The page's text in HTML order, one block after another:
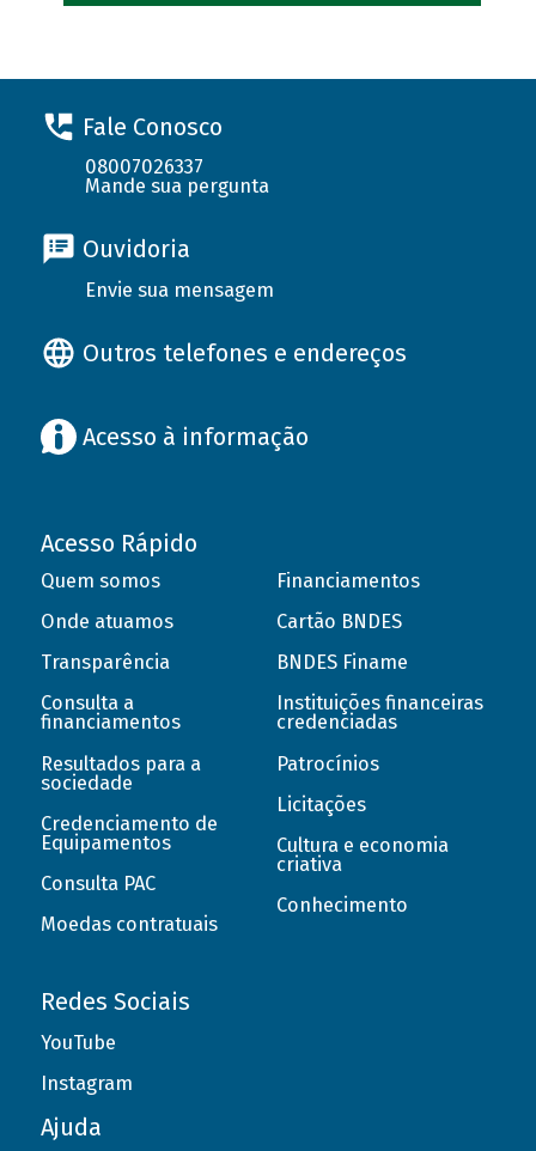
Fale Conosco
08007026337
Mande sua pergunta
Ouvidoria
Envie sua mensagem
Outros telefones e endereços
Acesso à informação
Acesso Rápido
Quem somos
Onde atuamos
Transparência
Consulta a
financiamentos
Resultados para a
sociedade
Credenciamento de
Equipamentos
Consulta PAC
Moedas contratuais
Financiamentos
Cartão BNDES
BNDES Finame
Instituições financeiras
credenciadas
Patrocínios
Licitações
Cultura e economia
criativa
Conhecimento
Redes Sociais
YouTube
Instagram
Ajuda